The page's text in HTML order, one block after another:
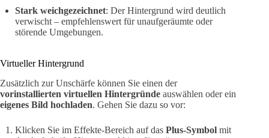
Stark weichgezeichnet: Der Hintergrund wird deutlich
verwischt – empfehlenswert für unaufgeräumte oder
störende Umgebungen.
Virtueller Hintergrund
Zusätzlich zur Unschärfe können Sie einen der
vorinstallierten virtuellen Hintergründe auswählen oder ein
eigenes Bild hochladen. Gehen Sie dazu so vor:
Klicken Sie im Effekte-Bereich auf das Plus-Symbol mit